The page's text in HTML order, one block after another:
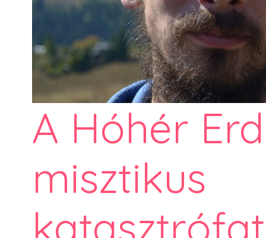
A Hóhér
misztikus